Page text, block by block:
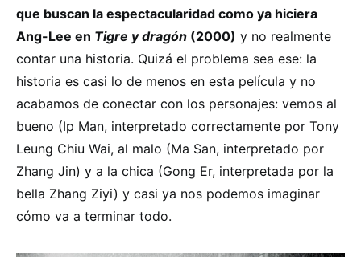
que buscan la espectacularidad como ya hiciera
Ang-Lee en Tigre y dragón (2000) y no realmente
contar una historia. Quizá el problema sea ese: la
historia es casi lo de menos en esta película y no
acabamos de conectar con los personajes: vemos al
bueno (Ip Man, interpretado correctamente por Tony
Leung Chiu Wai, al malo (Ma San, interpretado por
Zhang Jin) y a la chica (Gong Er, interpretada por la
bella Zhang Ziyi) y casi ya nos podemos imaginar
cómo va a terminar todo.